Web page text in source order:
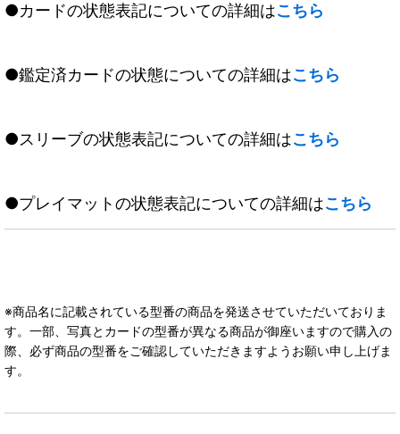
●カードの状態表記についての詳細はこちら
●鑑定済カードの状態についての詳細はこちら
●スリーブの状態表記についての詳細はこちら
●プレイマットの状態表記についての詳細はこちら
※商品名に記載されている型番の商品を発送させていただいておりま
す。一部、写真とカードの型番が異なる商品が御座いますので購入の
際、必ず商品の型番をご確認していただきますようお願い申し上げま
す。